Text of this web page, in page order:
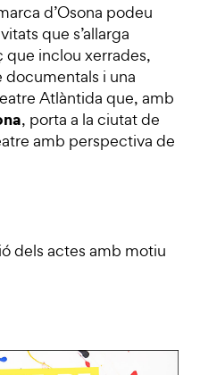
d’Osona podeu
que s’allarga
inclou xerrades,
i una
Atlàntida que, amb
, porta a la ciutat de
amb perspectiva de
dels actes amb motiu